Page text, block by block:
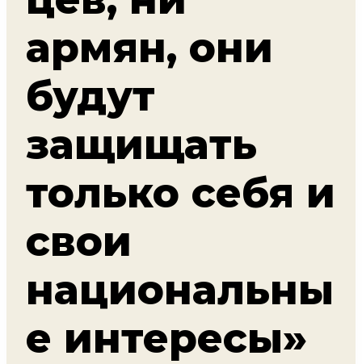
армян, они
будут
защищать
только себя и
свои
национальны
е интересы»